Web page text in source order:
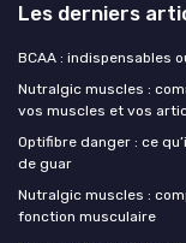
Les derniers
BCAA : indispensables
Nutralgic muscles :
vos muscles et vos
Optifibre danger : ce
de guar
Nutralgic muscles :
fonction musculaire